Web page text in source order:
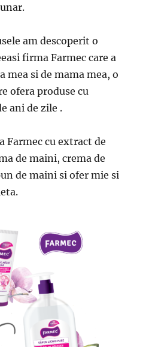
am descoperit o
firma Farmec care a
mea si de mama mea, o
ofera produse cu
ani de zile .
Farmec cu extract de
de maini, crema de
de maini si ofer mie si